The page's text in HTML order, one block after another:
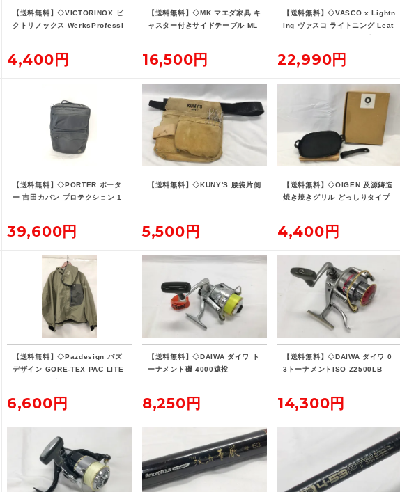
【送料無料】◇VICTORINOX ビ
クトリノックス WerksProfessi
onal CORDURA 3WAY 604685
4,400円
【送料無料】◇MK マエダ家具 キ
ャスター付きサイドテーブル ML
E-015
16,500円
【送料無料】◇VASCO x Lightn
ing ヴァスコ ライトニング Leat
her Lover Tote ニベレザー トー
22,990円
【送料無料】◇PORTER ポータ
ー 吉田カバン プロテクション 1
5L デイパック リュックサック
39,600円
【送料無料】◇KUNY'S 腰袋片側
5,500円
【送料無料】◇OIGEN 及源鋳造
焼き焼きグリル どっしりタイプ
U-33
4,400円
【送料無料】◇Pazdesign パズ
デザイン GORE-TEX PAC LITE
フィッシングジャケット ZGR-10
6,600円
【送料無料】◇DAIWA ダイワ ト
ーナメント磯 4000遠投
8,250円
【送料無料】◇DAIWA ダイワ 0
3トーナメントISO Z2500LB
14,300円